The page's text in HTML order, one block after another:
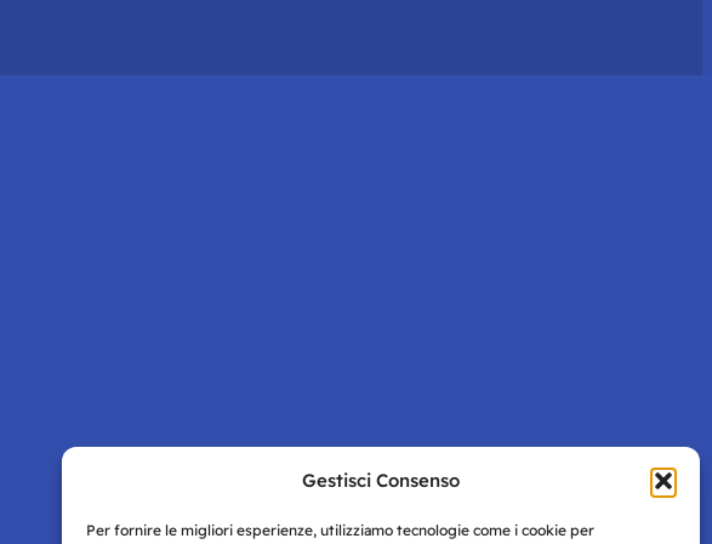
Gestisci Consenso
Per fornire le migliori esperienze, utilizziamo tecnologie come i cookie per